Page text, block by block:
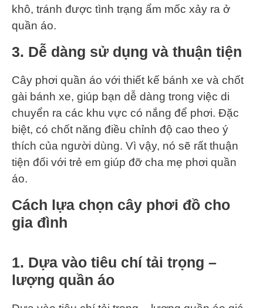
khô, tránh được tình trạng ẩm mốc xảy ra ở
quần áo.
3. Dễ dàng sử dụng và thuận tiện
Cây phơi quần áo với thiết kế bánh xe và chốt
gài bánh xe, giúp bạn dễ dàng trong việc di
chuyển ra các khu vực có nắng để phơi. Đặc
biệt, có chốt năng điều chỉnh độ cao theo ý
thích của người dùng. Vì vậy, nó sẽ rất thuận
tiện đối với trẻ em giúp đỡ cha mẹ phơi quần
áo.
Cách lựa chọn cây phơi đồ cho
gia đình
1. Dựa vào tiêu chí tải trọng –
lượng quần áo